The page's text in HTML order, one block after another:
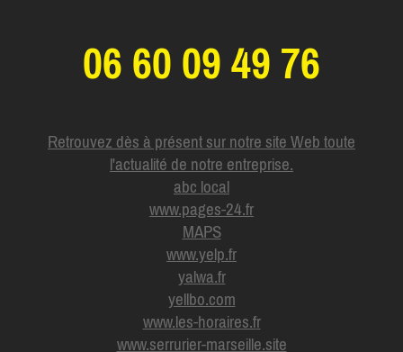
06 60 09 49 76
Retrouvez dès à présent sur notre site Web toute
l'actualité de notre entreprise.
abc local
www.pages-24.fr
MAPS
www.yelp.fr
yalwa.fr
yellbo.com
www.les-horaires.fr
www.serrurier-marseille.site